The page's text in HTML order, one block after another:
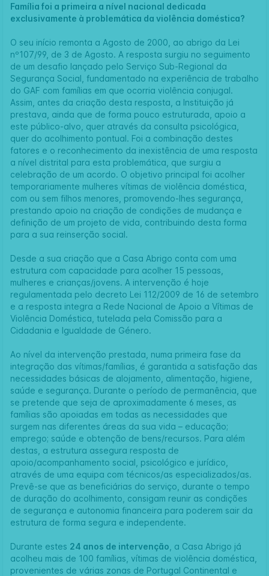
Família foi a primeira a nível nacional dedicada
exclusivamente à problemática da violência doméstica?
O seu início remonta a Agosto de 2000, ao abrigo da Lei
nº107/99, de 3 de Agosto. A resposta surgiu no seguimento
de um desafio lançado pelo Serviço Sub-Regional da
Segurança Social, fundamentado na experiência de trabalho
do GAF com famílias em que ocorria violência conjugal.
Assim, antes da criação desta resposta, a Instituição já
prestava, ainda que de forma pouco estruturada, apoio a
este público-alvo, quer através da consulta psicológica,
quer do acolhimento pontual. Foi a combinação destes
fatores e o reconhecimento da inexistência de uma resposta
a nível distrital para esta problemática, que surgiu a
celebração de um acordo. O objetivo principal foi acolher
temporariamente mulheres vítimas de violência doméstica,
com ou sem filhos menores, promovendo-lhes segurança,
prestando apoio na criação de condições de mudança e
definição de um projeto de vida, contribuindo desta forma
para a sua reinserção social.
Desde a sua criação que a Casa Abrigo conta com uma
estrutura com capacidade para acolher 15 pessoas,
mulheres e crianças/jovens. A intervenção é hoje
regulamentada pelo decreto Lei 112/2009 de 16 de setembro
e a resposta integra a Rede Nacional de Apoio a Vítimas de
Violência Doméstica, tutelada pela Comissão para a
Cidadania e Igualdade de Género.
Ao nível da intervenção prestada, numa primeira fase da
integração das vítimas/famílias, é garantida a satisfação das
necessidades básicas de alojamento, alimentação, higiene,
saúde e segurança. Durante o período de permanência, que
se pretende que seja de aproximadamente 6 meses, as
famílias são apoiadas em todas as necessidades que
surgem nas diferentes áreas da sua vida – educação;
emprego; saúde e obtenção de bens/recursos. Para além
destas, a estrutura assegura resposta de
apoio/acompanhamento social, psicológico e jurídico,
através de uma equipa com técnicos/as especializados/as.
Prevê-se que as beneficiárias do serviço, durante o tempo
de duração do acolhimento, consigam reunir as condições
de segurança e autonomia financeira para poderem sair da
estrutura de forma segura e independente.
Durante estes 24 anos de intervenção , a Casa Abrigo já
acolheu mais de 100 famílias, vítimas de violência doméstica,
provenientes de várias zonas de Portugal Continental e